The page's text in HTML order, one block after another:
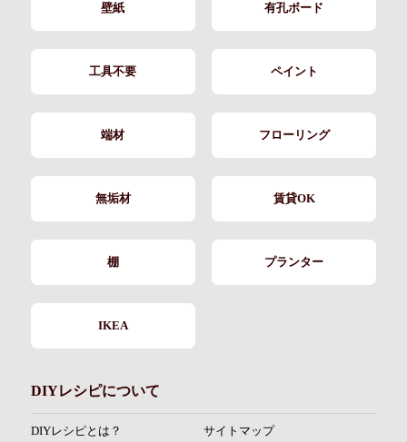
壁紙 有孔ボード
工具不要 ペイント
端材 フローリング
無垢材 賃貸OK
棚 プランター
IKEA
DIYレシピについて
DIYレシピとは？ サイトマップ